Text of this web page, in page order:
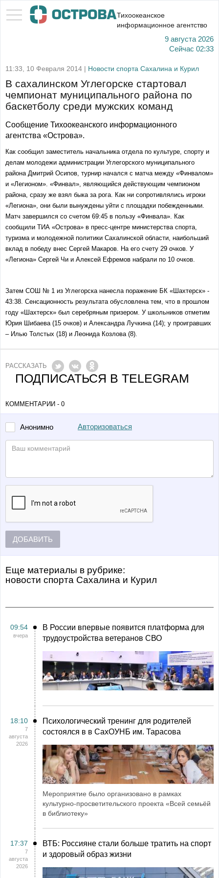
Тихоокеанское
информационное агентство
9 августа 2026
Сейчас 02:33
11:33, 10 Февраля 2014 | Новости спорта Сахалина и Курил
В сахалинском Углегорске стартовал
чемпионат муниципального района по
баскетболу среди мужских команд
Сообщение Тихоокеанского информационного
агентства «Острова».
Как сообщил заместитель начальника отдела по культуре, спорту и
делам молодежи администрации Углегорского муниципального
района Дмитрий Осипов, турнир начался с матча между «Финвалом»
и «Легионом». «Финвал», являющийся действующим чемпионом
района, сразу же взял быка за рога. Как ни сопротивлялись игроки
«Легиона», они были вынуждены уйти с площадки побежденными.
Матч завершился со счетом 69:45 в пользу «Финвала». Как
сообщили ТИА «Острова» в пресс-центре министерства спорта,
туризма и молодежной политики Сахалинской области, наибольший
вклад в победу внес Сергей Макаров. На его счету 29 очков. У
«Легиона» Сергей Чи и Алексей Ефремов набрали по 10 очков.
Затем СОШ № 1 из Углегорска нанесла поражение БК «Шахтерск» -
43:38. Сенсационность результата обусловлена тем, что в прошлом
году «Шахтерск» был серебряным призером. У школьников отметим
Юрия Шибаева (15 очков) и Александра Лучкина (14); у проигравших
– Илью Толстых (18) и Леонида Козлова (8).
РАССКАЗАТЬ
ПОДПИСАТЬСЯ В TELEGRAM
КОММЕНТАРИИ - 0
Анонимно Авторизоваться
ДОБАВИТЬ
Еще материалы в рубрике:
Новости спорта Сахалина и Курил
09:54
вчера
В России впервые появится платформа для
трудоустройства ветеранов СВО
18:10
7
августа
2026
Психологический тренинг для родителей
состоялся в в СахОУНБ им. Тарасова
Мероприятие было организовано в рамках
культурно-просветительского проекта «Всей семьёй
в библиотеку»
17:37
7
августа
2026
ВТБ: Россияне стали больше тратить на спорт
и здоровый образ жизни